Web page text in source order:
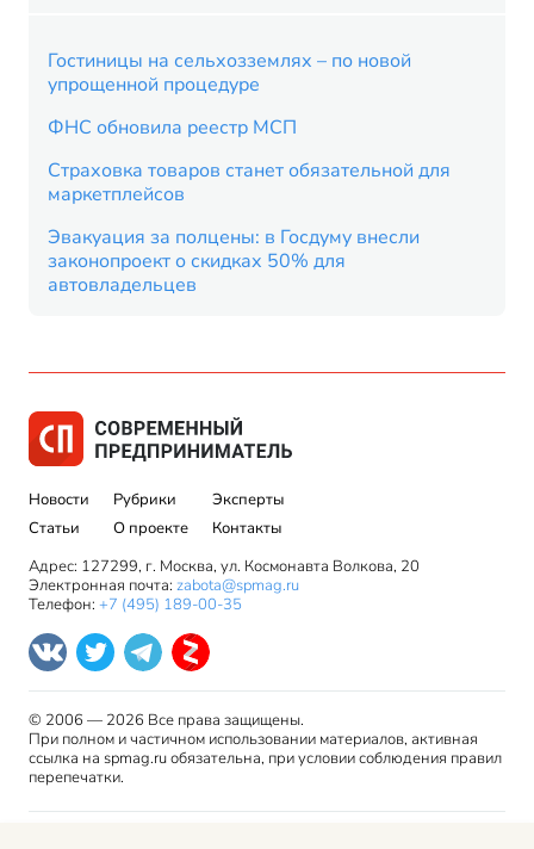
Гостиницы на сельхозземлях – по новой
упрощенной процедуре
ФНС обновила реестр МСП
Страховка товаров станет обязательной для
маркетплейсов
Эвакуация за полцены: в Госдуму внесли
законопроект о скидках 50% для
автовладельцев
Новости
Статьи
Рубрики
О проекте
Эксперты
Контакты
Адрес: 127299, г. Москва, ул. Космонавта Волкова, 20
Электронная почта: zabota@spmag.ru
Телефон: +7 (495) 189-00-35
© 2006 — 2026 Все права защищены.
При полном и частичном использовании материалов, активная
ссылка на spmag.ru обязательна, при условии соблюдения правил
перепечатки.